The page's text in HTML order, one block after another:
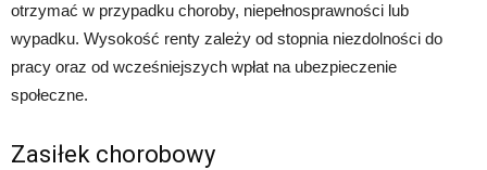
otrzymać w przypadku choroby, niepełnosprawności lub
wypadku. Wysokość renty zależy od stopnia niezdolności do
pracy oraz od wcześniejszych wpłat na ubezpieczenie
społeczne.
Zasiłek chorobowy